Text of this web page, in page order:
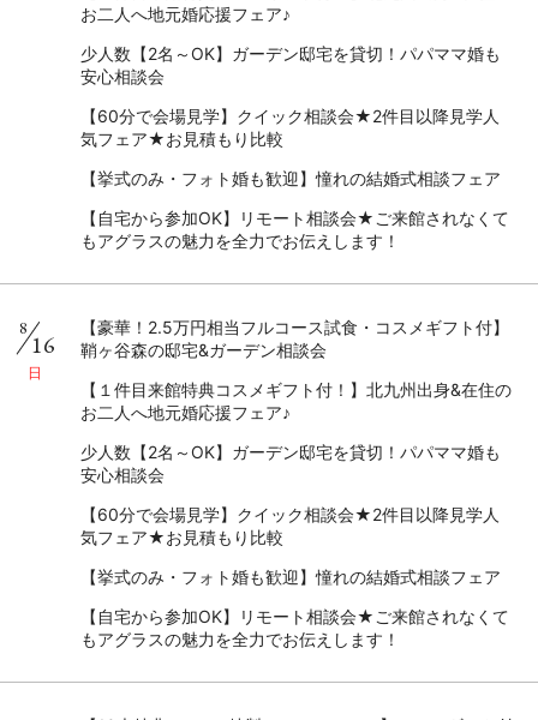
お二人へ地元婚応援フェア♪
少人数【2名～OK】ガーデン邸宅を貸切！パパママ婚も
安心相談会
【60分で会場見学】クイック相談会★2件目以降見学人
気フェア★お見積もり比較
【挙式のみ・フォト婚も歓迎】憧れの結婚式相談フェア
【自宅から参加OK】リモート相談会★ご来館されなくて
もアグラスの魅力を全力でお伝えします！
8
16
日
【豪華！2.5万円相当フルコース試食・コスメギフト付】
鞘ヶ谷森の邸宅&ガーデン相談会
【１件目来館特典コスメギフト付！】北九州出身&在住の
お二人へ地元婚応援フェア♪
少人数【2名～OK】ガーデン邸宅を貸切！パパママ婚も
安心相談会
【60分で会場見学】クイック相談会★2件目以降見学人
気フェア★お見積もり比較
【挙式のみ・フォト婚も歓迎】憧れの結婚式相談フェア
【自宅から参加OK】リモート相談会★ご来館されなくて
もアグラスの魅力を全力でお伝えします！